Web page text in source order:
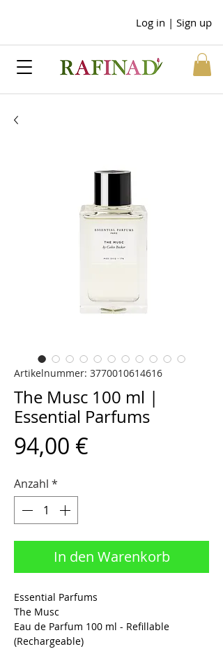
Log in | Sign up
Artikelnummer: 3770010614616
The Musc 100 ml |
Essential Parfums
94,00 €
Anzahl *
In den Warenkorb
Essential Parfums
The Musc
Eau de Parfum 100 ml - Refillable
(Rechargeable)